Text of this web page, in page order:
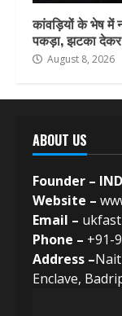
कांवड़ियों के भेष में
पकड़ा, झटका देकर
August 8, 2026
ABOUT US
Founder –
Website –
Email –
Phone – +91-
Address –
Enclave,